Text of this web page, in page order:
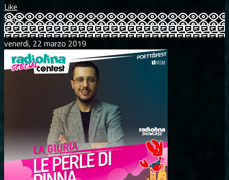
Like
4467
0
venerdì, 22 marzo 2019